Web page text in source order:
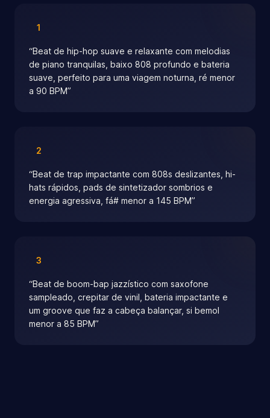
1
“Beat de hip-hop suave e relaxante com melodias
de piano tranquilas, baixo 808 profundo e bateria
suave, perfeito para uma viagem noturna, ré menor
a 90 BPM”
2
“Beat de trap impactante com 808s deslizantes, hi-
hats rápidos, pads de sintetizador sombrios e
energia agressiva, fá# menor a 145 BPM”
3
“Beat de boom-bap jazzístico com saxofone
sampleado, crepitar de vinil, bateria impactante e
um groove que faz a cabeça balançar, si bemol
menor a 85 BPM”